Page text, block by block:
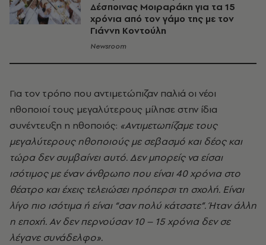
Δέσποινας Μοιραράκη για τα 15
χρόνια από τον γάμο της με τον
Γιάννη Κοντούλη
Newsroom
Για τον τρόπο που αντιμετώπιζαν παλιά οι νέοι
ηθοποιοί τους μεγαλύτερους μίλησε στην ίδια
συνέντευξη η ηθοποιός: «Αντιμετωπίζαμε τους
μεγαλύτερους ηθοποιούς με σεβασμό και δέος και
τώρα δεν συμβαίνει αυτό. Δεν μπορείς να είσαι
ισότιμος με έναν άνθρωπο που είναι 40 χρόνια στο
θέατρο και έχεις τελειώσει πρόπερσι τη σχολή. Είναι
λίγο πιο ισότιμα ή είναι “σαν πολύ κάτσατε”. Ήταν άλλη
η εποχή. Αν δεν περνούσαν 10 – 15 χρόνια δεν σε
λέγανε συνάδελφο».